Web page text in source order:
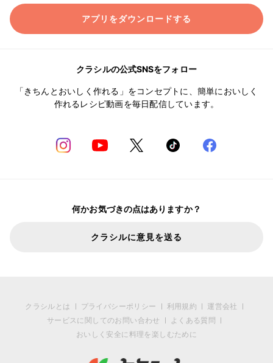
アプリをダウンロードする
クラシルの公式SNSをフォロー
「きちんとおいしく作れる」をコンセプトに、簡単においしく
作れるレシピ動画を毎日配信しています。
何かお気づきの点はありますか？
クラシルに意見を送る
クラシルとは プライバシーポリシー 利用規約
運営会社
サービスに関してのお問い合わせ
よくある質問
おいしく安全に料理を楽しむために